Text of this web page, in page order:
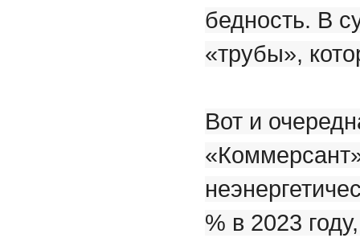
бедность. В
«трубы»,
Вот и
% в 2023